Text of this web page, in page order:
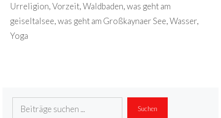
Urreligion,Vorzeit,Waldbaden,was geht am
geiseltalsee,was geht am Großkaynaer See,Wasser,
Yoga
Suchen Suchen